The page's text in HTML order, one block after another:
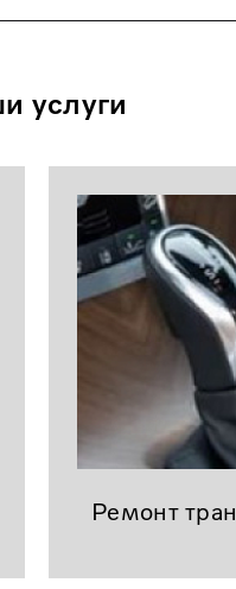
услуги
Ремонт